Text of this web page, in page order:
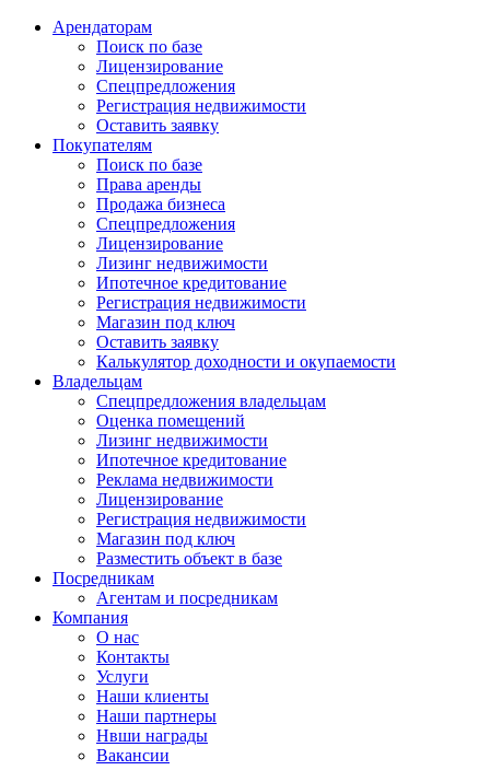
Арендаторам
Поиск по базе
Лицензирование
Спецпредложения
Регистрация недвижимости
Оставить заявку
Покупателям
Поиск по базе
Права аренды
Продажа бизнеса
Спецпредложения
Лицензирование
Лизинг недвижимости
Ипотечное кредитование
Регистрация недвижимости
Магазин под ключ
Оставить заявку
Калькулятор доходности и окупаемости
Владельцам
Спецпредложения владельцам
Оценка помещений
Лизинг недвижимости
Ипотечное кредитование
Реклама недвижимости
Лицензирование
Регистрация недвижимости
Магазин под ключ
Разместить объект в базе
Посредникам
Агентам и посредникам
Компания
О нас
Контакты
Услуги
Наши клиенты
Наши партнеры
Нвши награды
Вакансии